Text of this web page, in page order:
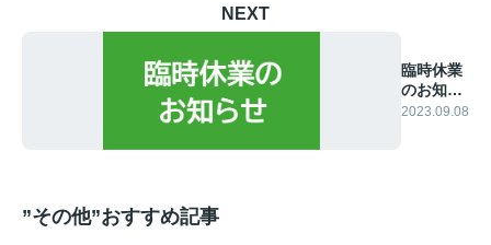
NEXT
臨時休業
のお知ら
せ
2023.09.08
”その他”おすすめ記事